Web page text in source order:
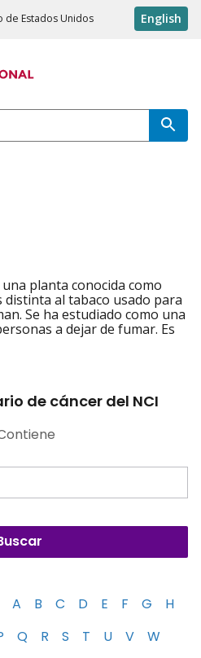
de Estados Unidos English
planta conocida como
distinta al tabaco usado para
Se ha estudiado como una
a dejar de fumar. Es
de cáncer del NCI
A B C D E F G
H
Q R S T U V
W